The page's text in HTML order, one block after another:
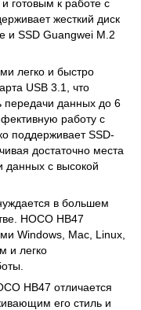
готовым к работе с
жесткий диск
и SSD Guangwei M.2
легко и быстро
USB 3.1, что
передачи данных до 6
работу с
поддерживает SSD-
достаточно места
с высокой
в большем
HOCO HB47
Windows, Mac, Linux,
и легко
HB47 отличается
его стиль и